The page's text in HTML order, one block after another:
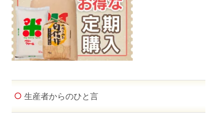
生産者からのひと言